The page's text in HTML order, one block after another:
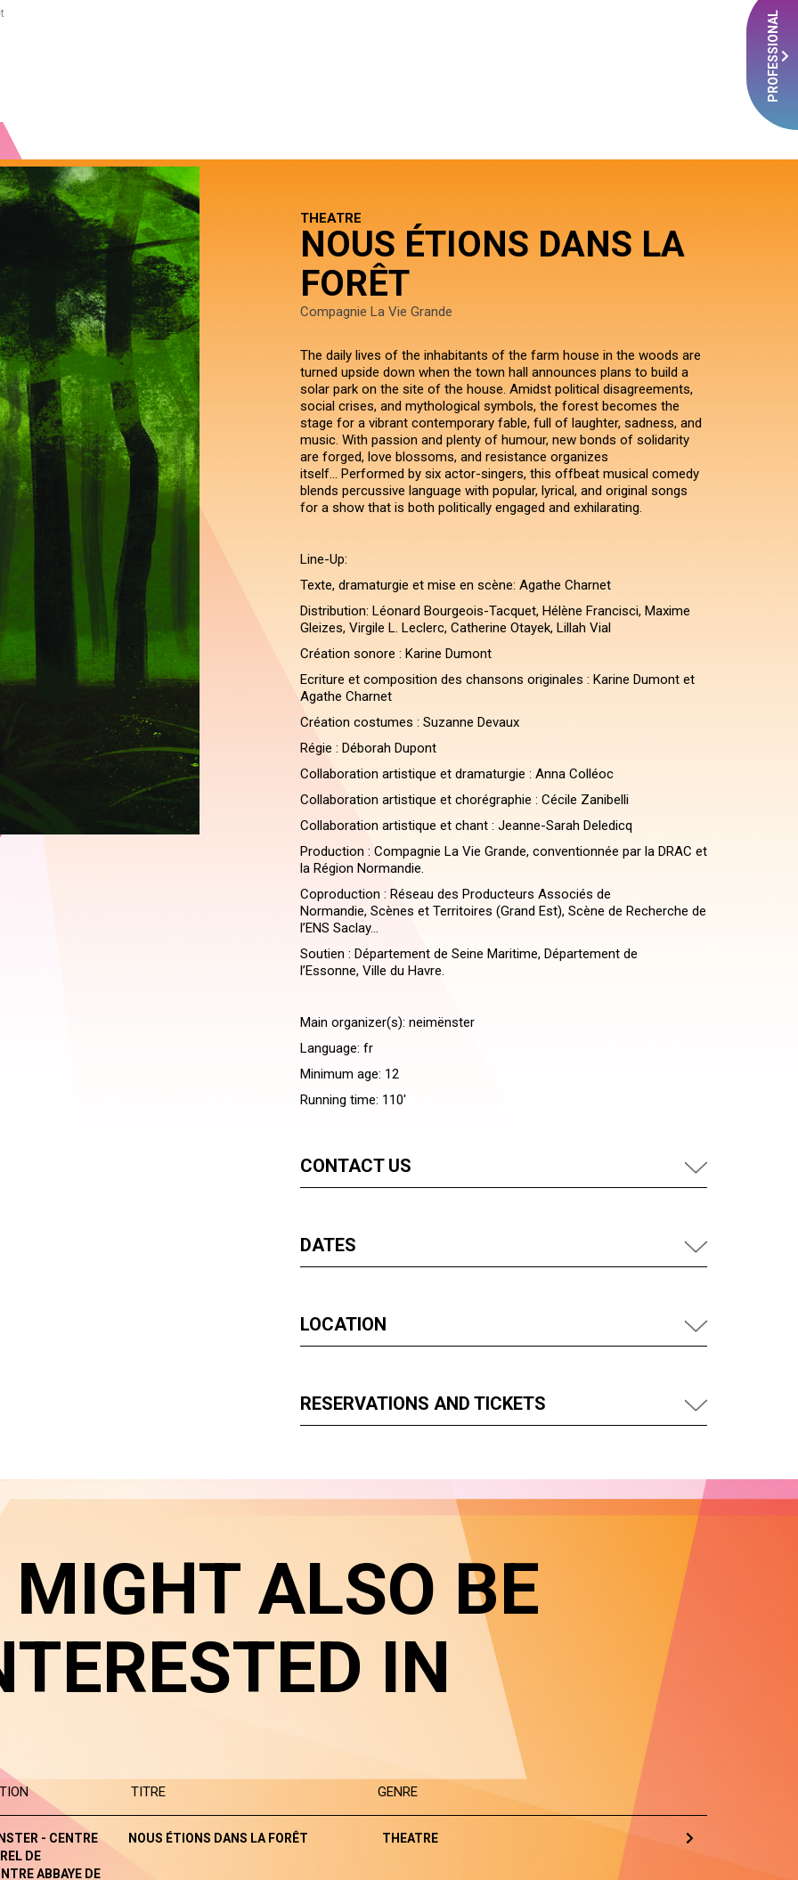
PROFESSIONAL
THEATRE
NOUS ÉTIONS DANS LA
FORÊT
Compagnie La Vie Grande
The daily lives of the inhabitants of the farm house in the woods are
turned upside down when the town hall announces plans to build a
solar park on the site of the house. Amidst political disagreements,
social crises, and mythological symbols, the forest becomes the
stage for a vibrant contemporary fable, full of laughter, sadness, and
music. With passion and plenty of humour, new bonds of solidarity
are forged, love blossoms, and resistance organizes
itself… Performed by six actor-singers, this offbeat musical comedy
blends percussive language with popular, lyrical, and original songs
for a show that is both politically engaged and exhilarating.
Line-Up:
Texte, dramaturgie et mise en scène: Agathe Charnet
Distribution: Léonard Bourgeois-Tacquet, Hélène Francisci, Maxime
Gleizes, Virgile L. Leclerc, Catherine Otayek, Lillah Vial
Création sonore : Karine Dumont
Ecriture et composition des chansons originales : Karine Dumont et
Agathe Charnet
Création costumes : Suzanne Devaux
Régie : Déborah Dupont
Collaboration artistique et dramaturgie : Anna Colléoc
Collaboration artistique et chorégraphie : Cécile Zanibelli
Collaboration artistique et chant : Jeanne-Sarah Deledicq
Production : Compagnie La Vie Grande, conventionnée par la DRAC et
la Région Normandie.
Coproduction : Réseau des Producteurs Associés de
Normandie, Scènes et Territoires (Grand Est), Scène de Recherche de
l’ENS Saclay...
Soutien : Département de Seine Maritime, Département de
l’Essonne, Ville du Havre.
Main organizer(s): neimënster
Language: fr
Minimum age: 12
Running time: 110'
CONTACT US
DATES
LOCATION
RESERVATIONS AND TICKETS
MIGHT ALSO BE
IN
TITRE GENRE
- CENTRE
DE
ABBAYE DE
NOUS ÉTIONS DANS LA FORÊT THEATRE